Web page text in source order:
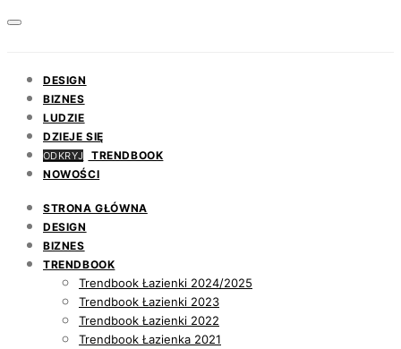
DESIGN
BIZNES
LUDZIE
DZIEJE SIĘ
ODKRYJ
TRENDBOOK
NOWOŚCI
STRONA GŁÓWNA
DESIGN
BIZNES
TRENDBOOK
Trendbook Łazienki 2024/2025
Trendbook Łazienki 2023
Trendbook Łazienki 2022
Trendbook Łazienka 2021